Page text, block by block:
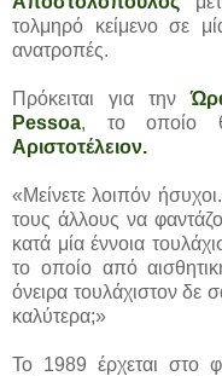
τολμηρό κείμενο σε
ανατροπές.
Πρόκειται για την
Pessoa, το οποίο
Αριστοτέλειον.
«Μείνετε λοιπόν
τους άλλους να
κατά μία έννοια
το οποίο από
όνειρα τουλάχιστον δε
καλύτερα;»
Το 1989 έρχεται στο